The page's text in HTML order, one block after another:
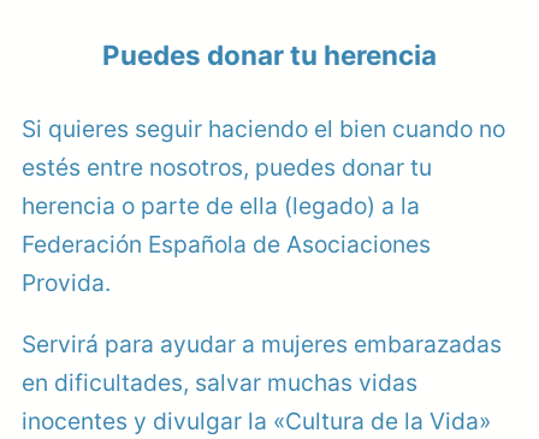
Puedes donar tu herencia
Si quieres seguir haciendo el bien cuando no
estés entre nosotros, puedes donar tu
herencia o parte de ella (legado) a la
Federación Española de Asociaciones
Provida.
Servirá para ayudar a mujeres embarazadas
en dificultades, salvar muchas vidas
inocentes y divulgar la «Cultura de la Vida»